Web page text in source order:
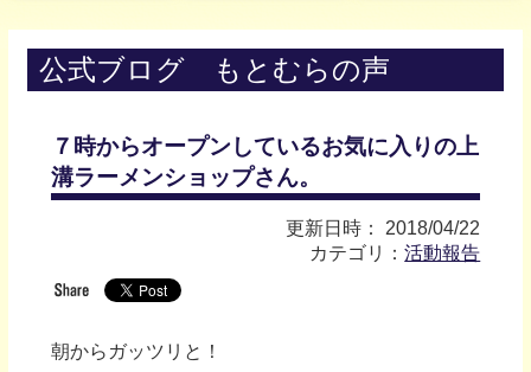
公式ブログ もとむらの声
７時からオープンしているお気に入りの上
溝ラーメンショップさん。
更新日時： 2018/04/22
カテゴリ：活動報告
朝からガッツリと！